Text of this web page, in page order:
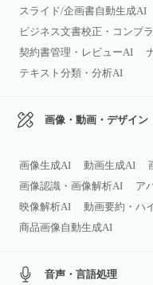
スライド/企画書自動生成AI
ビジネス文書校正・コンプ
契約書管理・レビューAI
テキスト分類・分析AI
画像・動画・デザイン
画像生成AI 動画生成AI
画像認識・画像解析AI
ア
映像解析AI
動画要約・ハ
商品画像自動生成AI
音声・言語処理